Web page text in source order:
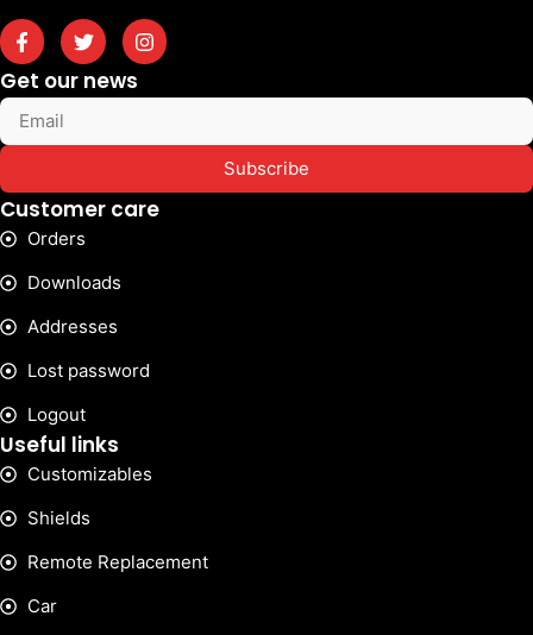
Get our news
Subscribe
Customer care
Orders
Downloads
Addresses
Lost password
Logout
Useful links
Customizables
Shields
Remote Replacement
Car